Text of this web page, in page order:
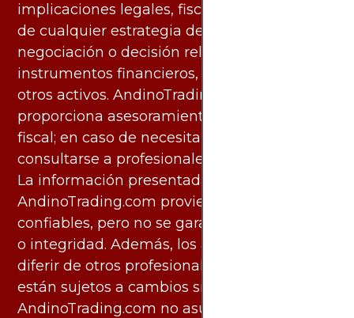
implicaciones legales, fiscales y contables
de cualquier estrategia de inversión,
negociación o decisión relacionada con
instrumentos financieros, materias primas u
otros activos. AndinoTrading.com no
proporciona asesoramiento legal, contable o
fiscal; en caso de necesitarlo, debe
consultarse a profesionales especializados.
La información presentada por
AndinoTrading.com proviene de fuentes
confiables, pero no se garantiza su exactitud
o integridad. Además, los análisis pueden
diferir de otros profesionales calificados y
están sujetos a cambios sin previo aviso.
AndinoTrading.com no asume